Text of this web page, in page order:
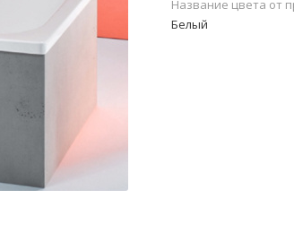
Название цвета от
Белый